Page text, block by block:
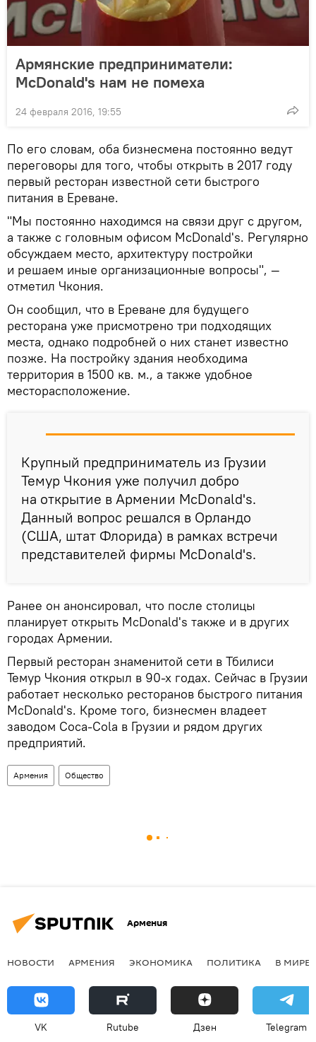
Армянские предприниматели:
McDonald's нам не помеха
24 февраля 2016, 19:55
По его словам, оба бизнесмена постоянно ведут
переговоры для того, чтобы открыть в 2017 году
первый ресторан известной сети быстрого
питания в Ереване.
"Мы постоянно находимся на связи друг с другом,
а также с головным офисом McDonald's. Регулярно
обсуждаем место, архитектуру постройки
и решаем иные организационные вопросы", —
отметил Чкония.
Он сообщил, что в Ереване для будущего
ресторана уже присмотрено три подходящих
места, однако подробней о них станет известно
позже. На постройку здания необходима
территория в 1500 кв. м., а также удобное
месторасположение.
Крупный предприниматель из Грузии
Темур Чкония уже получил добро
на открытие в Армении McDonald's.
Данный вопрос решался в Орландо
(США, штат Флорида) в рамках встречи
представителей фирмы McDonald's.
Ранее он анонсировал, что после столицы
планирует открыть McDonald's также и в других
городах Армении.
Первый ресторан знаменитой сети в Тбилиси
Темур Чкония открыл в 90-х годах. Сейчас в Грузии
работает несколько ресторанов быстрого питания
McDonald's. Кроме того, бизнесмен владеет
заводом Coca-Cola в Грузии и рядом других
предприятий.
Армения Общество
Армения
НОВОСТИ АРМЕНИЯ ЭКОНОМИКА ПОЛИТИКА В МИРЕ
VK Rutube Дзен Telegram